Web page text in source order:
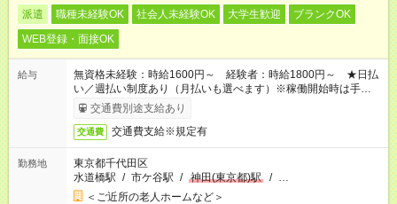
派遣 職種未経験OK 社会人未経験OK 大学生歓迎
ブランクOK
WEB登録・面接OK
給与
無資格未経験：時給1600円～ 経験者：時給1800円～ ★日払
い／週払い制度あり（月払いも選べます）※稼働開始時は手続き
完了次第のお支払いとなります。
交通費別途支給あり
交通費 交通費支給※規定有
勤務地
東京都千代田区
水道橋駅 / 市ケ谷駅 / 神田(東京都)駅 / …
＜ご近所の老人ホームなど＞